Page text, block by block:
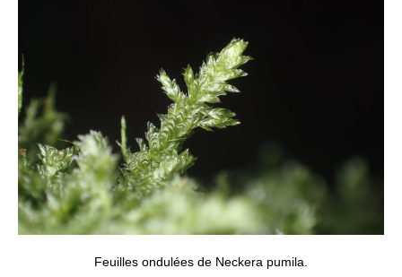
Feuilles ondulées de Neckera pumila.